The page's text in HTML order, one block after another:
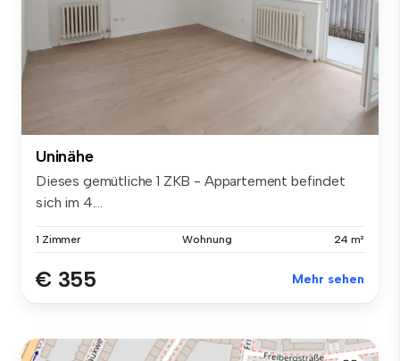
Uninähe
Dieses gemütliche 1 ZKB - Appartement befindet
sich im 4....
1 Zimmer Wohnung 24 m²
€ 355 Mehr sehen